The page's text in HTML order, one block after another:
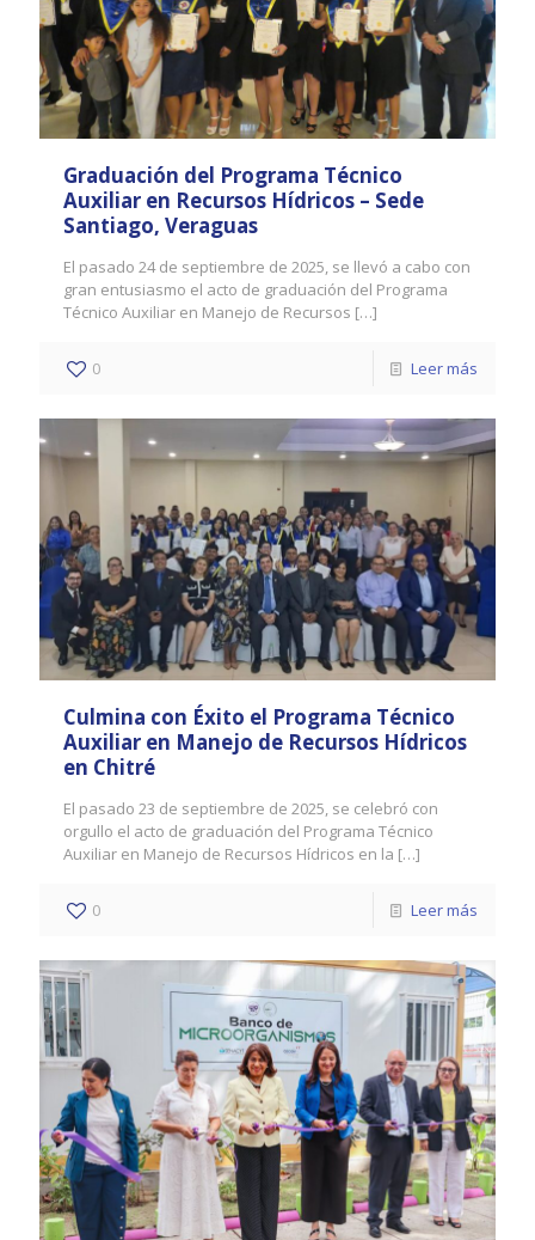
Graduación del Programa Técnico
Auxiliar en Recursos Hídricos – Sede
Santiago, Veraguas
El pasado 24 de septiembre de 2025, se llevó a cabo con
gran entusiasmo el acto de graduación del Programa
Técnico Auxiliar en Manejo de Recursos […]
0 Leer más
Culmina con Éxito el Programa Técnico
Auxiliar en Manejo de Recursos Hídricos
en Chitré
El pasado 23 de septiembre de 2025, se celebró con
orgullo el acto de graduación del Programa Técnico
Auxiliar en Manejo de Recursos Hídricos en la […]
0 Leer más